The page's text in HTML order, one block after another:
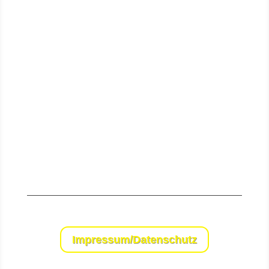
Impressum/Datenschutz